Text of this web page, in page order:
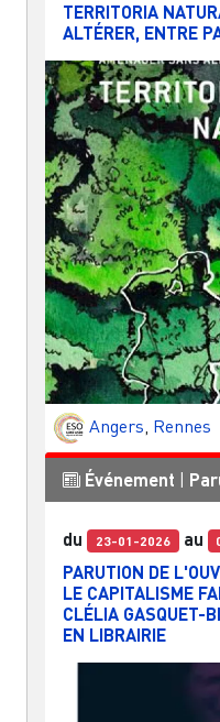
TERRITORIA
ALTÉRER, ENTRE
Angers, Rennes
Événement
du 23-01-2026 au
PARUTION DE
LE CAPITALISME
CLÉLIA GASQUET-
EN LIBRAIRIE